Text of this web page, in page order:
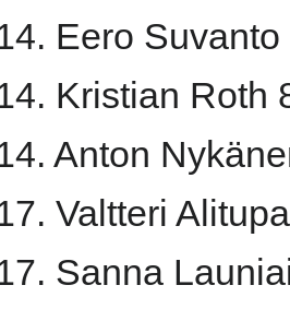
Eero Suvanto
Kristian Roth
Anton
Valtteri
Sanna